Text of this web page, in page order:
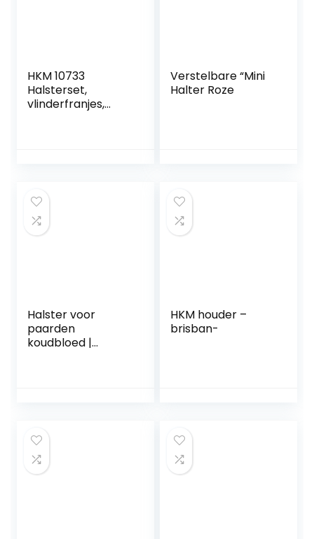
HKM 10733
Halsterset,
vlinderfranjes,
Verstelbare “Mini
Halter Roze
Halster voor
paarden
koudbloed |
wit, XXFull
(koudbloed))
HKM houder –
brisban-